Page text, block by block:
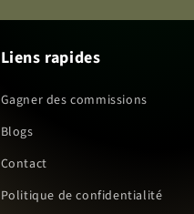
Liens rapides
Gagner des commissions
Blogs
Contact
Politique de confidentialité